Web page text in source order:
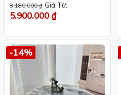
8.180.000₫ Giá Từ:
5.900.000₫
-14%